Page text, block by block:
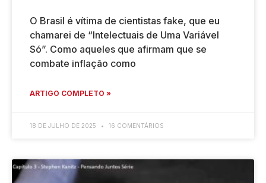
O Brasil é vítima de cientistas fake, que eu
chamarei de “Intelectuais de Uma Variável
Só”. Como aqueles que afirmam que se
combate inflação como
ARTIGO COMPLETO »
18 DE JULHO DE 2025 16 COMENTÁRIOS